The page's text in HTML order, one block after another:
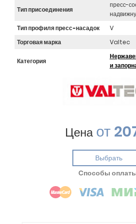
Тип присоединения
пресс-
Тип профиля пресс-насадок
V
Торговая марка
Valtec
Категория
и
Ценаот
Выбрать
Cпособы